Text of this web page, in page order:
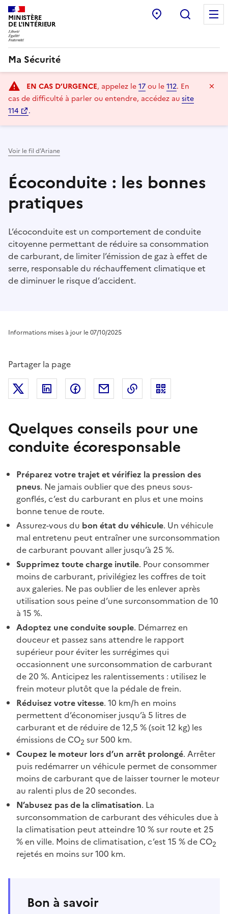
MINISTÈRE
DE L'INTÉRIEUR
Point d’accueil
Ma Sécurité
principaleEN CAS D’URGENCE, appelez le17ou le112. En
cas de difficulté à parler ou entendre, accédez ausite
114
.
Voir le fil d’Ariane
Écoconduite : les bonnes
pratiques
L’écoconduite est un comportement de conduite
citoyenne permettant de réduire sa consommation
de carburant, de limiter l’émission de gaz à effet de
serre, responsable du réchauffement climatique et
de diminuer le risque d’accident.
Informations mises à jour le 07/10/2025
Partager la page
Partager sur Twitter
Partager sur LinkedIn
Partager sur Facebook
Partager par mailCopier dans le
Quelques conseils pour une
conduite écoresponsable
Préparez votre trajet et vérifiez la pression des
pneus. Ne jamais oublier que des pneus sous-
gonflés, c’est du carburant en plus et une moins
bonne tenue de route.
Assurez-vous du bon état du véhicule. Un véhicule
mal entretenu peut entraîner une surconsommation
de carburant pouvant aller jusqu’à 25 %.
Supprimez toute charge inutile. Pour consommer
moins de carburant, privilégiez les coffres de toit
aux galeries. Ne pas oublier de les enlever après
utilisation sous peine d’une surconsommation de 10
à 15 %.
Adoptez une conduite souple. Démarrez en
douceur et passez sans attendre le rapport
supérieur pour éviter les surrégimes qui
occasionnent une surconsommation de carburant
de 20 %. Anticipez les ralentissements : utilisez le
frein moteur plutôt que la pédale de frein.
Réduisez votre vitesse. 10 km/h en moins
permettent d’économiser jusqu’à 5 litres de
carburant et de réduire de 12,5 % (soit 12 kg) les
émissions de CO2 sur 500 km.
Coupez le moteur lors d’un arrêt prolongé. Arrêter
puis redémarrer un véhicule permet de consommer
moins de carburant que de laisser tourner le moteur
au ralenti plus de 20 secondes.
N’abusez pas de la climatisation. La
surconsommation de carburant des véhicules due à
la climatisation peut atteindre 10 % sur route et 25
% en ville. Moins de climatisation, c’est 15 % de CO2
rejetés en moins sur 100 km.
Bon à savoir